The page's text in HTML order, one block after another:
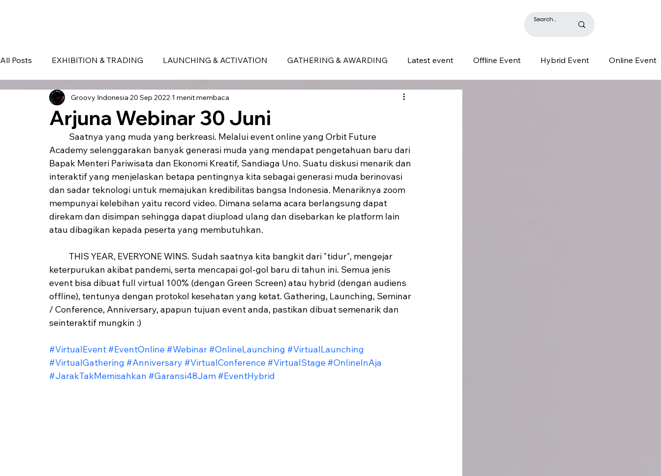
All Posts EXHIBITION & TRADING LAUNCHING & ACTIVATION GATHERING & AWARDING Latest event Offline Event Hybrid Event Online Event
Seminar & Conference BALI bali
Arjuna Webinar 30 Juni
Groovy Indonesia 20 Sep 2022 1 menit membaca
Academy selenggarakan banyak generasi muda yang mendapat pengetahuan baru dari
Bapak Menteri Pariwisata dan Ekonomi Kreatif, Sandiaga Uno. Suatu diskusi menarik dan
interaktif yang menjelaskan betapa pentingnya kita sebagai generasi muda berinovasi
dan sadar teknologi untuk memajukan kredibilitas bangsa Indonesia. Menariknya zoom
mempunyai kelebihan yaitu record video. Dimana selama acara berlangsung dapat
direkam dan disimpan sehingga dapat diupload ulang dan disebarkan ke platform lain
atau dibagikan kepada peserta yang membutuhkan.
keterpurukan akibat pandemi, serta mencapai gol-gol baru di tahun ini. Semua jenis
event bisa dibuat full virtual 100% (dengan Green Screen) atau hybrid (dengan audiens
offline), tentunya dengan protokol kesehatan yang ketat. Gathering, Launching, Seminar
/ Conference, Anniversary, apapun tujuan event anda, pastikan dibuat semenarik dan
seinteraktif mungkin :)
#VirtualEvent #EventOnline #Webinar #OnlineLaunching #VirtualLaunching
#VirtualGathering #Anniversary #VirtualConference #VirtualStage #OnlineInAja
#JarakTakMemisahkan #Garansi48Jam #EventHybrid